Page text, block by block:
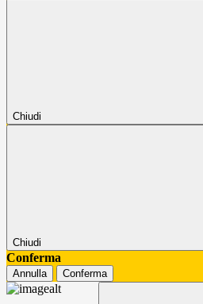
Chiudi
Chiudi
Conferma
Annulla Conferma